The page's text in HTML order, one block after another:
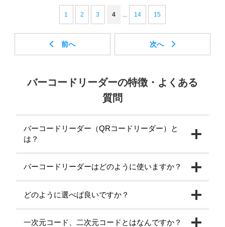
1 2 3 4 ... 14 15
バーコードリーダーの特徴・よくある
質問
バーコードリーダー（QRコードリーダー）と
は？
バーコードリーダーはどのように使いますか？
どのように選べば良いですか？
一次元コード、二次元コードとはなんですか？